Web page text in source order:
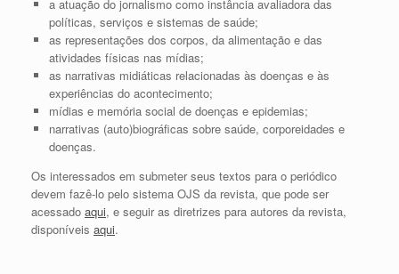
a atuação do jornalismo como instância avaliadora das
políticas, serviços e sistemas de saúde;
as representações dos corpos, da alimentação e das
atividades físicas nas mídias;
as narrativas midiáticas relacionadas às doenças e às
experiências do acontecimento;
mídias e memória social de doenças e epidemias;
narrativas (auto)biográficas sobre saúde, corporeidades e
doenças.
Os interessados em submeter seus textos para o periódico
devem fazê-lo pelo sistema OJS da revista, que pode ser
acessado aqui, e seguir as diretrizes para autores da revista,
disponíveis aqui.